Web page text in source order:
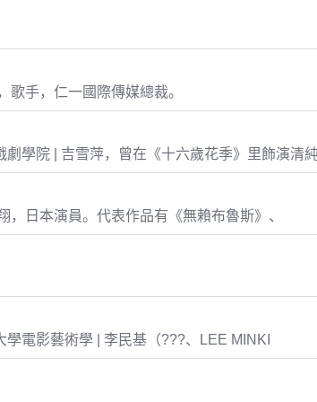
手，仁一國際傳媒總裁。
學院 | 吉雪萍，曾在《十六歲花季》里飾演清
，日本演員。代表作品有《無賴布魯斯》、
電影藝術學 | 李民基（???、LEE MINKI